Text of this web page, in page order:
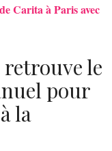
Carita à Paris avec
le
pour
la